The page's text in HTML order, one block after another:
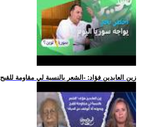
.. زين العابدين فؤاد: -الشعر بالنسبة لي مقاومة للقبح